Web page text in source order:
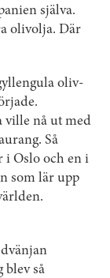
själva.
olivolja. Där
oliv­
ville nå ut med
Så
i Oslo och en i
som lär upp
blev så